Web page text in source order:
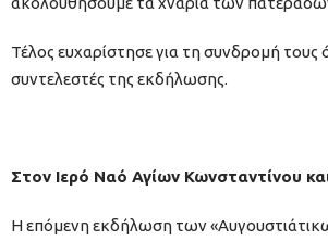
Τέλος ευχαρίστησε για τη συνδρομή τους
συντελεστές της εκδήλωσης.
Στον Ιερό Ναό Αγίων Κωνσταντίνου
Η επόμενη εκδήλωση των